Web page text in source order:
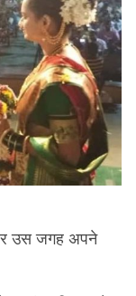
उस जगह अपने